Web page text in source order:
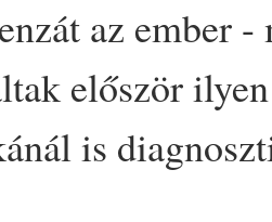
az ember -
először
is